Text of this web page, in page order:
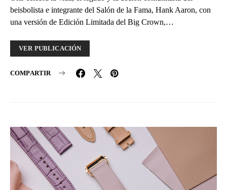
beisbolista e integrante del Salón de la Fama, Hank Aaron, con
una versión de Edición Limitada del Big Crown,…
VER PUBLICACIÓN
COMPARTIR